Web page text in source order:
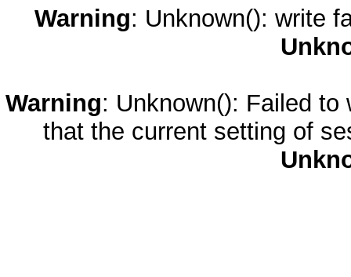
Warning: Unknown(): write
Warning: Unknown(): Failed
that the current setting of